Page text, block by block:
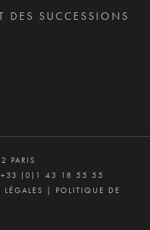
SUCCESSIONS
PARIS
(0)1 43 18 55 55
| POLITIQUE DE